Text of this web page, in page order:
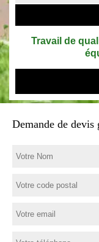
Travail de
Demande de devis